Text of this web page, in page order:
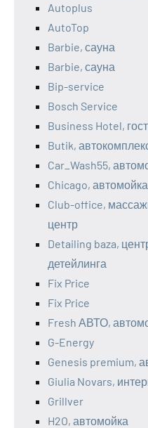
Autoplus
AutoTop
Barbie, сауна
Barbie, сауна
Bip-service
Bosch Service
Business Hotel,
Butik,
Car_Wash55,
Chicago, автомойка
Club-office,
центр
Detailing baza,
детейлинга
Fix Price
Fix Price
Fresh АВТО,
G-Energy
Genesis premium,
Giulia Novars,
Grillver
H2O, автомойка